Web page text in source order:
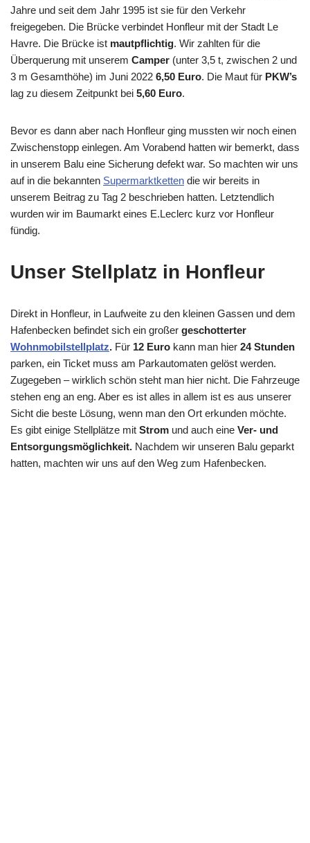
Jahre und seit dem Jahr 1995 ist sie für den Verkehr
freigegeben. Die Brücke verbindet Honfleur mit der Stadt Le
Havre. Die Brücke ist mautpflichtig. Wir zahlten für die
Überquerung mit unserem Camper (unter 3,5 t, zwischen 2 und
3 m Gesamthöhe) im Juni 2022 6,50 Euro. Die Maut für PKW’s
lag zu diesem Zeitpunkt bei 5,60 Euro.
Bevor es dann aber nach Honfleur ging mussten wir noch einen
Zwischenstopp einlegen. Am Vorabend hatten wir bemerkt, dass
in unserem Balu eine Sicherung defekt war. So machten wir uns
auf in die bekannten Supermarktketten die wir bereits in
unserem Beitrag zu Tag 2 beschrieben hatten. Letztendlich
wurden wir im Baumarkt eines E.Leclerc kurz vor Honfleur
fündig.
Unser Stellplatz in Honfleur
Direkt in Honfleur, in Laufweite zu den kleinen Gassen und dem
Hafenbecken befindet sich ein großer geschotterter
Wohnmobilstellplatz. Für 12 Euro kann man hier 24 Stunden
parken, ein Ticket muss am Parkautomaten gelöst werden.
Zugegeben – wirklich schön steht man hier nicht. Die Fahrzeuge
stehen eng an eng. Aber es ist alles in allem ist es aus unserer
Sicht die beste Lösung, wenn man den Ort erkunden möchte.
Es gibt einige Stellplätze mit Strom und auch eine Ver- und
Entsorgungsmöglichkeit. Nachdem wir unseren Balu geparkt
hatten, machten wir uns auf den Weg zum Hafenbecken.